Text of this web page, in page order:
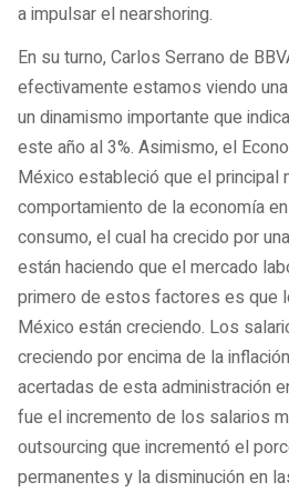
a impulsar el nearshoring.
En su turno, Carlos Serrano de
efectivamente estamos viendo
un dinamismo importante que
este año al 3%. Asimismo, el
México estableció que el principal
comportamiento de la economía
consumo, el cual ha crecido por
están haciendo que el mercado
primero de estos factores es que
México están creciendo. Los
creciendo por encima de la
acertadas de esta administración
fue el incremento de los salarios
outsourcing que incrementó el
permanentes y la disminución en